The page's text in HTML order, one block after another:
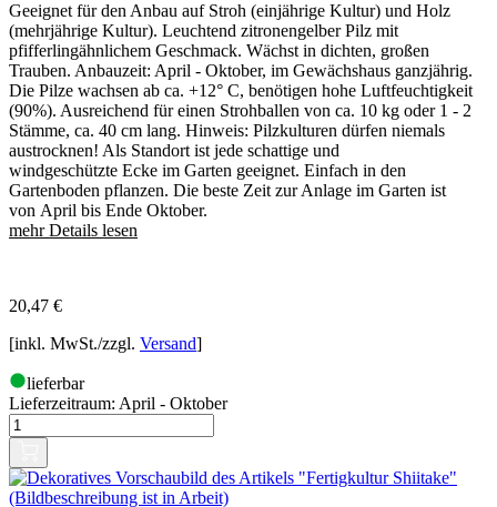
Geeignet für den Anbau auf Stroh (einjährige Kultur) und Holz
(mehrjährige Kultur). Leuchtend zitronengelber Pilz mit
pfifferlingähnlichem Geschmack. Wächst in dichten, großen
Trauben. Anbauzeit: April - Oktober, im Gewächshaus ganzjährig.
Die Pilze wachsen ab ca. +12° C, benötigen hohe Luftfeuchtigkeit
(90%). Ausreichend für einen Strohballen von ca. 10 kg oder 1 - 2
Stämme, ca. 40 cm lang. Hinweis: Pilzkulturen dürfen niemals
austrocknen! Als Standort ist jede schattige und
windgeschützte Ecke im Garten geeignet. Einfach in den
Gartenboden pflanzen. Die beste Zeit zur Anlage im Garten ist
von April bis Ende Oktober.
mehr Details lesen
20,47 €
[inkl. MwSt./zzgl. Versand]
lieferbar
Lieferzeitraum: April - Oktober